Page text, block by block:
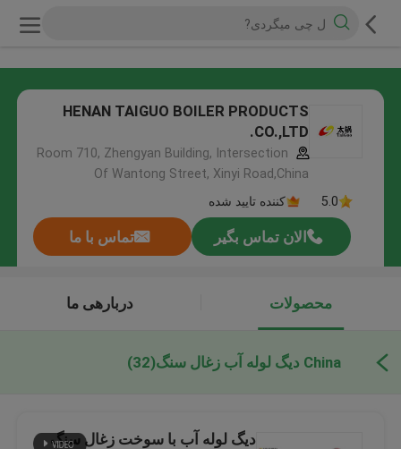
HENAN TAIGUO BOILER PRODUCTS
CO.,LTD.
Room 710, Zhengyan Building, Intersection
Of Wantong Street, Xinyi Road,China
5.0
کننده تایید شده
الان تماس بگیر تماس با ما
محصولات دربارهی ما
China دیگ لوله آب زغال سنگ (32)
دیگ لوله آب با سوخت زغال سنگ